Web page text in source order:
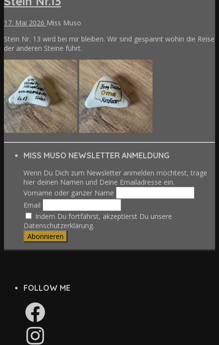
17. Mai 2026 Miss Muso
Stein Nr. 13 wird bei mir bleiben. Wir sind gespannt wohin die Reise
der anderen Steine führt.
MISS MUSO NEWSLETTER ANMELDUNG
Wenn Du Dich zum Newsletter anmelden möchtest, trage
hier deinen Namen und Deine Emailadresse ein.
Vorname oder ganzer Name
Email
Indem Du fortfährst, akzeptierst Du unsere
Datenschutzerklärung.
FOLLOW ME
Facebook
Instagram